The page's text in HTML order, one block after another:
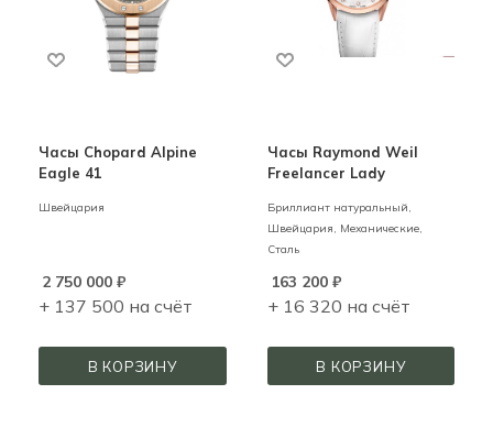
Часы Chopard Alpine
Eagle 41
Швейцария
2 750 000 ₽
+ 137 500 на счёт
В КОРЗИНУ
Часы Raymond Weil
Freelancer Lady
Бриллиант натуральный,
Швейцария, Механические,
Сталь
163 200₽
+ 16 320 на счёт
В КОРЗИНУ